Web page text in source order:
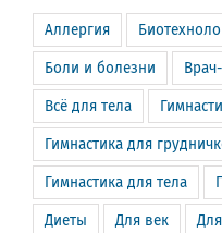
Аллергия
Боли и болезни
Всё для тела
Гимнастика для
Гимнастика для тела
Диеты Для век